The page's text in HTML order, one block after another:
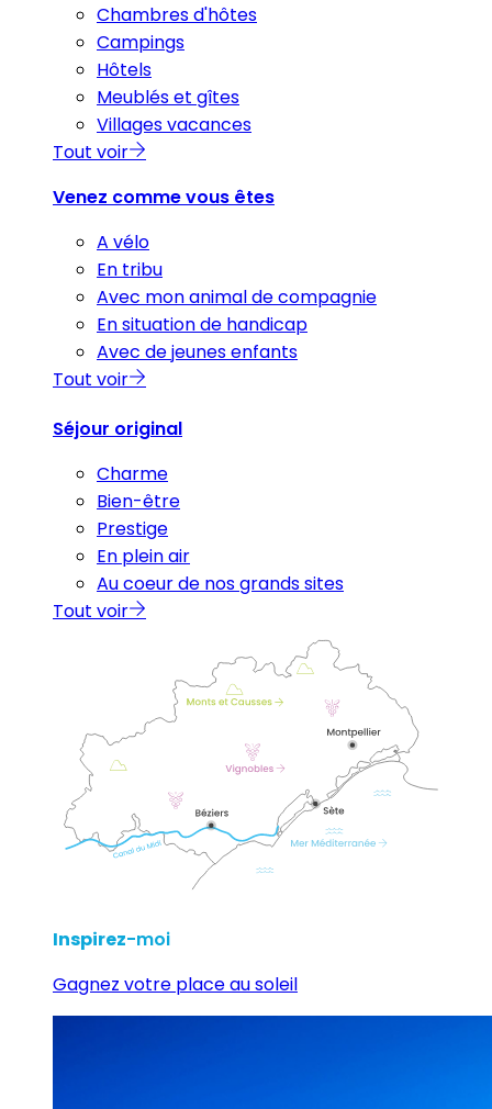
Chambres d'hôtes
Campings
Hôtels
Meublés et gîtes
Villages vacances
Tout voir
Venez comme vous êtes
A vélo
En tribu
Avec mon animal de compagnie
En situation de handicap
Avec de jeunes enfants
Tout voir
Séjour original
Charme
Bien-être
Prestige
En plein air
Au coeur de nos grands sites
Tout voir
Inspirez-moi
Gagnez votre place au soleil